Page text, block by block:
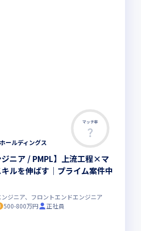
マッチ率
ールディングス
ジニア / PMPL】上流工程×マ
ルを伸ばす｜プライム案件中
ジニア、フロントエンドエンジニア
500-800万円
正社員